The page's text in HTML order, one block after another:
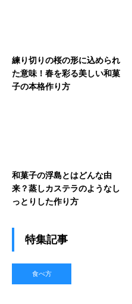
練り切りの桜の形に込められ
た意味！春を彩る美しい和菓
子の本格作り方
和菓子の浮島とはどんな由
来？蒸しカステラのようなし
っとりした作り方
特集記事
食べ方